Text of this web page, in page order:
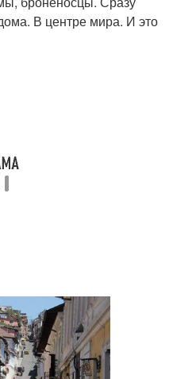
В центре мира. И это